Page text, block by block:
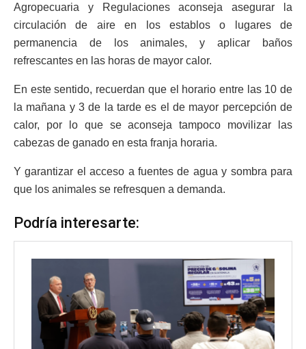
Agropecuaria y Regulaciones aconseja asegurar la
circulación de aire en los establos o lugares de
permanencia de los animales, y aplicar baños
refrescantes en las horas de mayor calor.
En este sentido, recuerdan que el horario entre las 10 de
la mañana y 3 de la tarde es el de mayor percepción de
calor, por lo que se aconseja tampoco movilizar las
cabezas de ganado en esta franja horaria.
Y garantizar el acceso a fuentes de agua y sombra para
que los animales se refresquen a demanda.
Podría interesarte: